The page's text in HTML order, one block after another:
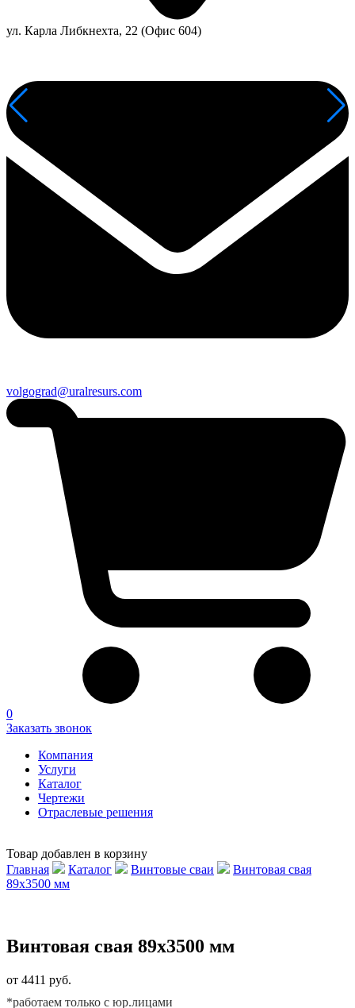
ул. Карла Либкнехта, 22 (Офис 604)
volgograd@uralresurs.com
0
Заказать звонок
Компания
Услуги
Каталог
Чертежи
Отраслевые решения
Товар добавлен в корзину
Главная
Каталог Винтовые сваи
Винтовая свая
89х3500 мм
Винтовая свая 89х3500 мм
от 4411 руб.
*работаем только с юр.лицами